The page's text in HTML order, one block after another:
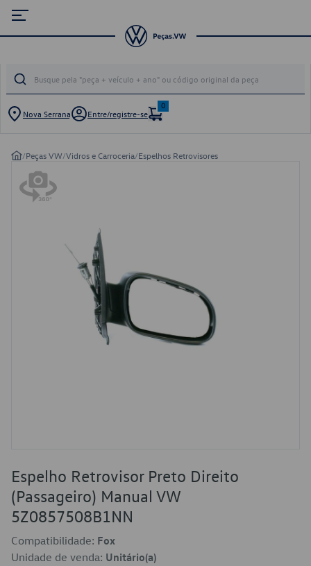
Nova Serrana Entre/registre-se
0
/Peças VW/Vidros e Carroceria/Espelhos Retrovisores
Espelho Retrovisor Preto Direito
(Passageiro) Manual VW
5Z0857508B1NN
Compatibilidade: Fox
Unidade de venda: Unitário(a)